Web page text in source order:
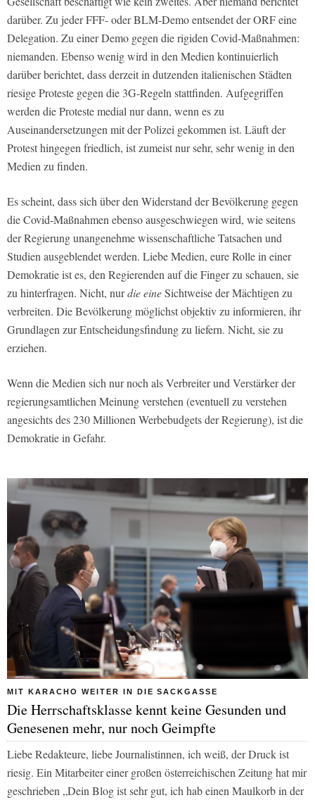
darüber. Zu jeder FFF- oder BLM-Demo entsendet derORFeine
Delegation. Zu einer Demo gegen die rigiden Covid-Maßnahmen:
niemanden. Ebenso wenig wird in den Medien kontinuierlich
darüber berichtet, dass derzeit in dutzenden italienischen Städten
riesige Proteste gegen die 3G-Regeln stattfinden. Aufgegriffen
werden die Proteste medial nur dann, wenn es zu
Auseinandersetzungen mit der Polizei gekommen ist. Läuft der
Protest hingegen friedlich, ist zumeist nur sehr, sehr wenig in den
Medien zu finden.
Es scheint, dass sich über den Widerstand der Bevölkerung gegen
die Covid-Maßnahmen ebenso ausgeschwiegen wird, wie seitens
der Regierung unangenehme wissenschaftliche Tatsachen und
Studien ausgeblendet werden. Liebe Medien, eure Rolle in einer
Demokratie ist es, den Regierenden auf die Finger zu schauen, sie
zu hinterfragen. Nicht, nurdie eineSichtweise der Mächtigen zu
verbreiten. Die Bevölkerung möglichst objektiv zu informieren, ihr
Grundlagen zur Entscheidungsfindung zu liefern. Nicht, sie zu
erziehen.
Wenn die Medien sich nur noch als Verbreiter und Verstärker der
regierungsamtlichen Meinung verstehen (eventuell zu verstehen
angesichts des 230 Millionen Werbebudgets der Regierung), ist die
Demokratie in Gefahr.
MIT KARACHO WEITER IN DIE SACKGASSE
Die Herrschaftsklasse kennt keine Gesunden und
Genesenen mehr, nur noch Geimpfte
Liebe Redakteure, liebe Journalistinnen, ich weiß, der Druck ist
riesig. Ein Mitarbeiter einer großen österreichischen Zeitung hat mir
geschrieben „Dein Blog ist sehr gut, ich hab einen Maulkorb in der